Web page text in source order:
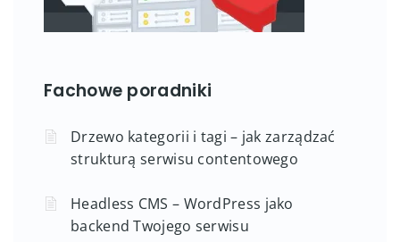
Fachowe poradniki
Drzewo kategorii i tagi – jak zarządzać
strukturą serwisu contentowego
Headless CMS – WordPress jako
backend Twojego serwisu